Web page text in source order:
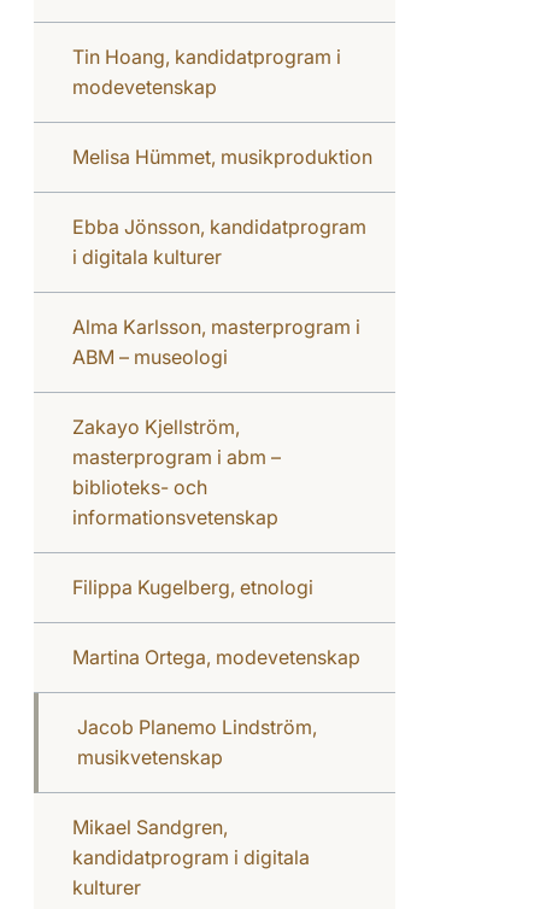
Tin Hoang, kandidatprogram i
modevetenskap
Melisa Hümmet, musikproduktion
Ebba Jönsson, kandidatprogram
i digitala kulturer
Alma Karlsson, masterprogram i
ABM – museologi
Zakayo Kjellström,
masterprogram i abm –
biblioteks- och
informationsvetenskap
Filippa Kugelberg, etnologi
Martina Ortega, modevetenskap
Jacob Planemo Lindström,
musikvetenskap
Mikael Sandgren,
kandidatprogram i digitala
kulturer